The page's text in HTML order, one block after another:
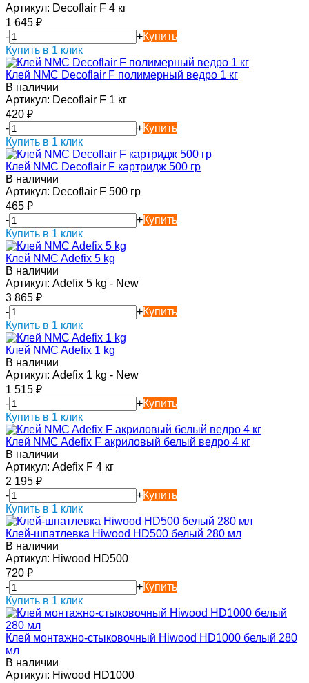
Артикул: Decoflair F 4 кг
1 645 ₽
-
+Купить
Купить в 1 клик
Клей NMC Decoflair F полимерный ведро 1 кг
В наличии
Артикул: Decoflair F 1 кг
420 ₽
-
+Купить
Купить в 1 клик
Клей NMC Decoflair F картридж 500 гр
В наличии
Артикул: Decoflair F 500 гр
465 ₽
-
+Купить
Купить в 1 клик
Клей NMC Adefix 5 kg
В наличии
Артикул: Adefix 5 kg - New
3 865 ₽
-
+Купить
Купить в 1 клик
Клей NMC Adefix 1 kg
В наличии
Артикул: Adefix 1 kg - New
1 515 ₽
-
+Купить
Купить в 1 клик
Клей NMC Adefix F акриловый белый ведро 4 кг
В наличии
Артикул: Adefix F 4 кг
2 195 ₽
-
+Купить
Купить в 1 клик
Клей-шпатлевка Hiwood HD500 белый 280 мл
В наличии
Артикул: Hiwood HD500
720 ₽
-
+Купить
Купить в 1 клик
Клей монтажно-стыковочный Hiwood HD1000 белый 280
мл
В наличии
Артикул: Hiwood HD1000